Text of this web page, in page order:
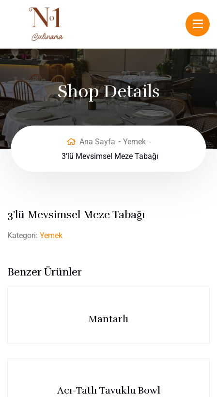
Shop Details
Ana Sayfa
Yemek
3’lü Mevsimsel Meze Tabağı
3’lü Mevsimsel Meze Tabağı
Kategori: Yemek
Benzer Ürünler
Mantarlı
Acı-Tatlı Tavuklu Bowl